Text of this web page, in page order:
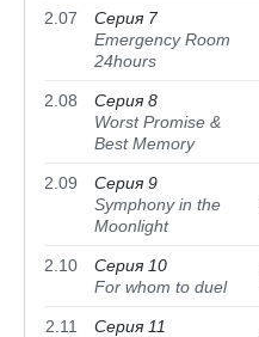
2.07
Серия 7
Emergency Room
24hours
2.08
Серия 8
Worst Promise &
Best Memory
2.09
Серия 9
Symphony in the
Moonlight
2.10
Серия 10
For whom to duel
2.11
Серия 11